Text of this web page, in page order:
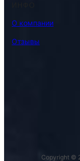
О компании
Отзывы
Copyright ©